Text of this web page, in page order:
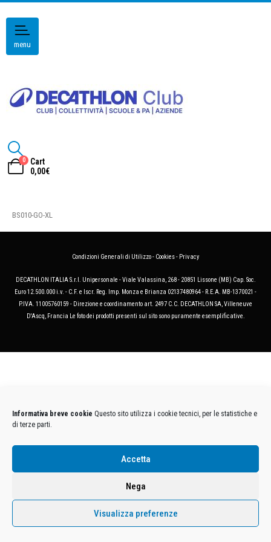
Informativa breve cookie Questo sito utilizza i cookie tecnici, per le statistiche e
di terze parti.
Accetta
Nega
Visualizza preferenze
menu
0
Cart
0,00€
BS010-GO-XL
Condizioni Generali di Utilizzo- Cookies- Privacy
DECATHLON ITALIA S.r.l. Unipersonale - Viale Valassina, 268 - 20851 Lissone (MB) Cap. Soc.
Euro 12.500.000 i.v. - C.F. e Iscr. Reg. Imp. Monza e Brianza 02137480964 - R.E.A. MB-1370021 -
P.IVA. 11005760159 - Direzione e coordinamento art. 2497 C.C. DECATHLON SA, Villeneuve
D'Ascq, Francia Le foto dei prodotti presenti sul sito sono puramente esemplificative.